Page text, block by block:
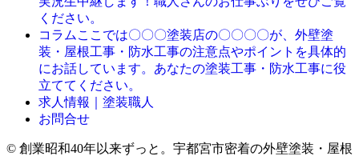
ください。
コラム ここでは〇〇〇塗装店の〇〇〇〇が、外壁塗
装・屋根工事・防水工事の注意点やポイントを具体的
にお話しています。あなたの塗装工事・防水工事に役
立ててください。
求人情報｜塗装職人
お問合せ
© 創業昭和40年以来ずっと。宇都宮市密着の外壁塗装・屋根